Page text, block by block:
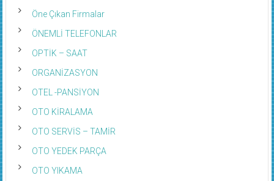
Öne Çıkan Firmalar
ÖNEMLİ TELEFONLAR
OPTİK – SAAT
ORGANİZASYON
OTEL -PANSİYON
OTO KİRALAMA
OTO SERVİS – TAMİR
OTO YEDEK PARÇA
OTO YIKAMA